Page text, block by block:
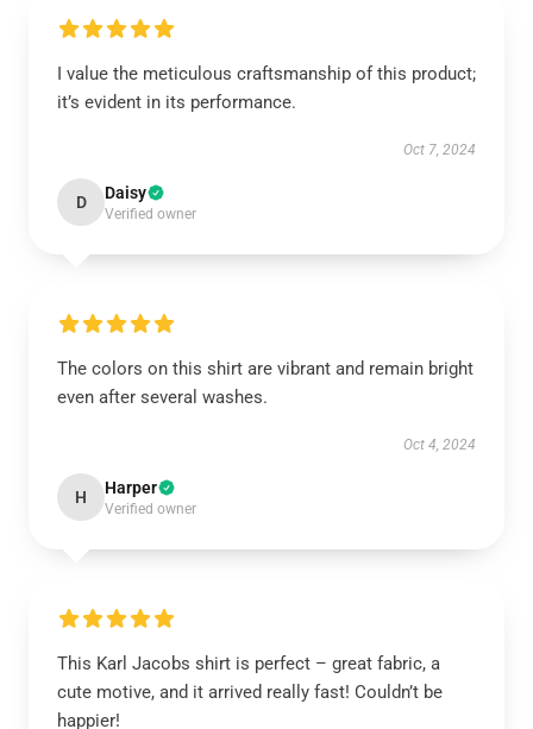
I value the meticulous craftsmanship of this product;
it’s evident in its performance.
Oct 7, 2024
D Daisy
Verified owner
The colors on this shirt are vibrant and remain bright
even after several washes.
Oct 4, 2024
H Harper
Verified owner
This Karl Jacobs shirt is perfect – great fabric, a
cute motive, and it arrived really fast! Couldn’t be
happier!